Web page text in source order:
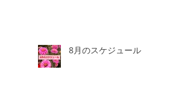
8月のスケジュール